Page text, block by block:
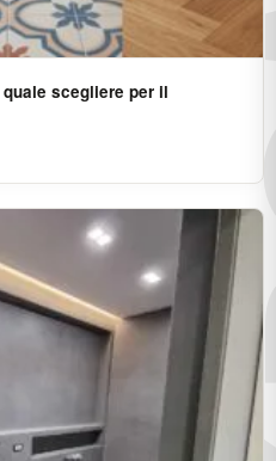
scegliere per il